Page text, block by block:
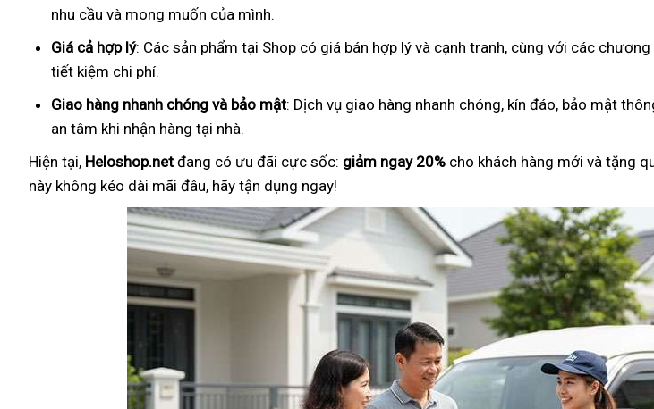
nhu cầu và mong muốn của mình.
Giá cả hợp lý: Các sản phẩm tại Shop có giá bán hợp lý và cạnh tranh, cùng với các
tiết kiệm chi phí.
Giao hàng nhanh chóng và bảo mật: Dịch vụ giao hàng nhanh chóng, kín đáo, bảo mật
an tâm khi nhận hàng tại nhà.
Hiện tại, Heloshop.net đang có ưu đãi cực sốc: giảm ngay 20% cho khách hàng mới và tặng
này không kéo dài mãi đâu, hãy tận dụng ngay!